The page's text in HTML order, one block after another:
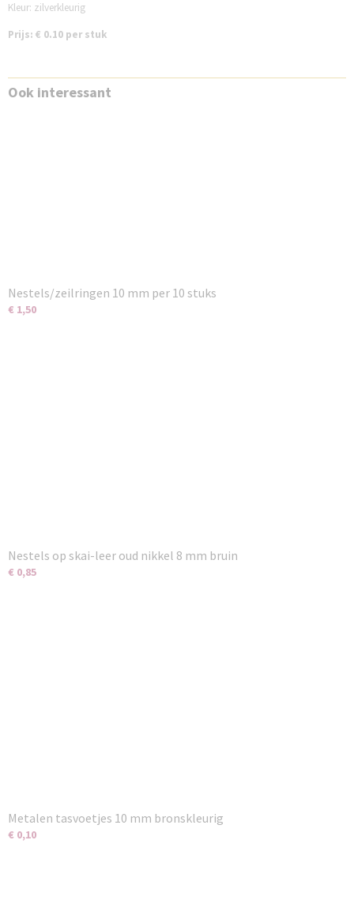
Kleur: zilverkleurig
Prijs: € 0.10 per stuk
Ook interessant
Nestels/zeilringen 10 mm per 10 stuks
€ 1,50
Nestels op skai-leer oud nikkel 8 mm bruin
€ 0,85
Metalen tasvoetjes 10 mm bronskleurig
€ 0,10